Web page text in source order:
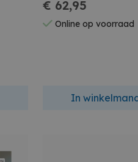
€ 62,95
Online op voorraad
In